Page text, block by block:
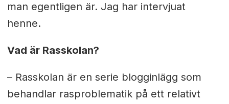
man egentligen är. Jag har intervjuat
henne.
Vad är Rasskolan?
– Rasskolan är en serie blogginlägg som
behandlar rasproblematik på ett relativt